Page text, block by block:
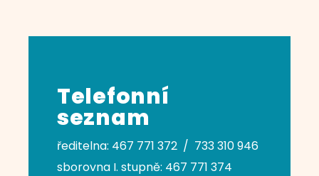
Telefonní
seznam
ředitelna: 467 771 372 / 733 310 946
sborovna I. stupně: 467 771 374